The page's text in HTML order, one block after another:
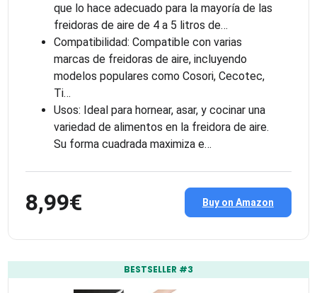
que lo hace adecuado para la mayoría de las
freidoras de aire de 4 a 5 litros de…
Compatibilidad: Compatible con varias
marcas de freidoras de aire, incluyendo
modelos populares como Cosori, Cecotec,
Ti…
Usos: Ideal para hornear, asar, y cocinar una
variedad de alimentos en la freidora de aire.
Su forma cuadrada maximiza e…
8,99€ Buy on Amazon
BESTSELLER #3